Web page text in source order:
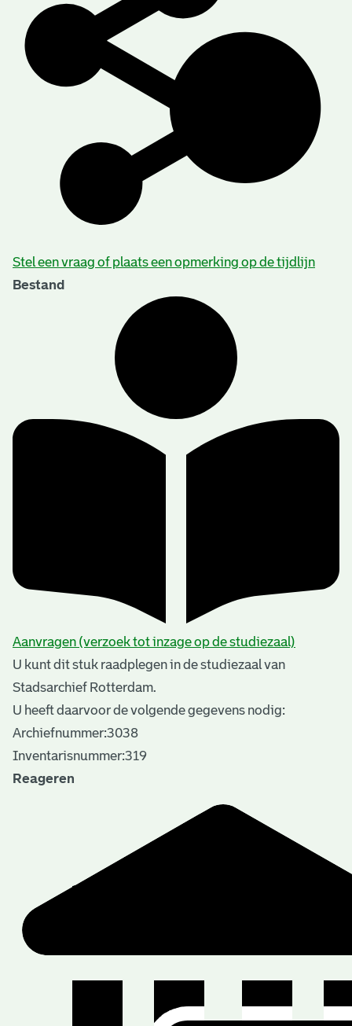
Stel een vraag of plaats een opmerking op de tijdlijn
Bestand
Aanvragen (verzoek tot inzage op de studiezaal)
U kunt dit stuk raadplegen in de studiezaal van
Stadsarchief Rotterdam.
U heeft daarvoor de volgende gegevens nodig:
Archiefnummer:3038
Inventarisnummer:319
Reageren